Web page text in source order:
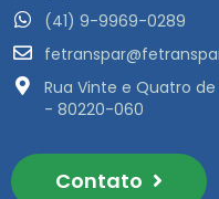
(41) 9-9969-0289
Rua Vinte e Quatro
- 80220-060
Contato